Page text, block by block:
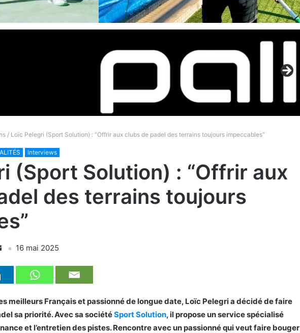
/ Loïc Pelegri (Sport Solution) : “Offrir aux clubs de padel des terrains toujours impeccables”
Interviews
(Sport Solution) : “Offrir aux
des terrains toujours
16 mai 2025
meilleurs Français et passionné de longue date, Loïc Pelegri a décidé de faire
sa priorité. Avec sa sociétéSport Solution, il propose un service spécialisé
et l’entretien des pistes. Rencontre avec un passionné qui veut faire bouger